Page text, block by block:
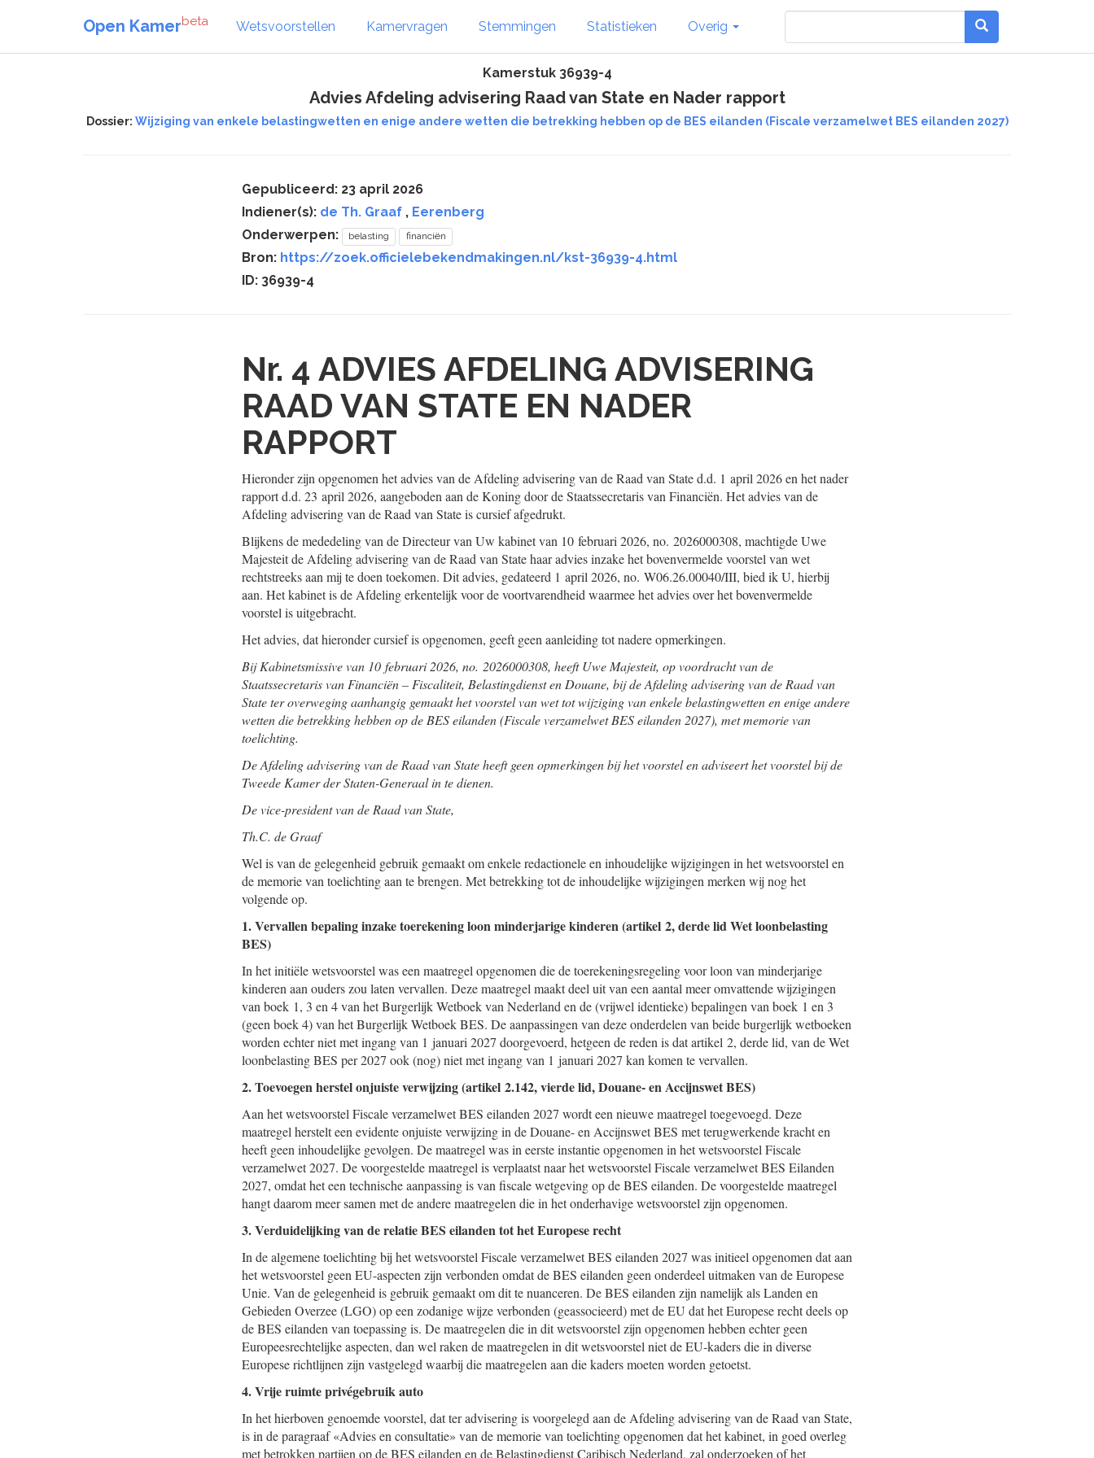
Open Kamerbeta Wetsvoorstellen Kamervragen Stemmingen Statistieken Overig
Kamerstuk 36939-4
Advies Afdeling advisering Raad van State en Nader rapport
Dossier: Wijziging van enkele belastingwetten en enige andere wetten die betrekking hebben op de BES eilanden (Fiscale verzamelwet BES eilanden 2027)
Gepubliceerd: 23 april 2026
Indiener(s): de Th. Graaf , Eerenberg
Onderwerpen:
belasting financiën
Bron: https://zoek.officielebekendmakingen.nl/kst-36939-4.html
ID: 36939-4
Nr. 4 ADVIES AFDELING ADVISERING
RAAD VAN STATE EN NADER
RAPPORT
Hieronder zijn opgenomen het advies van de Afdeling advisering van de Raad van State d.d. 1 april 2026 en het nader
rapport d.d. 23 april 2026, aangeboden aan de Koning door de Staatssecretaris van Financiën. Het advies van de
Afdeling advisering van de Raad van State is cursief afgedrukt.
Blijkens de mededeling van de Directeur van Uw kabinet van 10 februari 2026, no. 2026000308, machtigde Uwe
Majesteit de Afdeling advisering van de Raad van State haar advies inzake het bovenvermelde voorstel van wet
rechtstreeks aan mij te doen toekomen. Dit advies, gedateerd 1 april 2026, no. W06.26.00040/III, bied ik U, hierbij
aan. Het kabinet is de Afdeling erkentelijk voor de voortvarendheid waarmee het advies over het bovenvermelde
voorstel is uitgebracht.
Het advies, dat hieronder cursief is opgenomen, geeft geen aanleiding tot nadere opmerkingen.
Bij Kabinetsmissive van 10 februari 2026, no. 2026000308, heeft Uwe Majesteit, op voordracht van de
Staatssecretaris van Financiën – Fiscaliteit, Belastingdienst en Douane, bij de Afdeling advisering van de Raad van
State ter overweging aanhangig gemaakt het voorstel van wet tot wijziging van enkele belastingwetten en enige andere
wetten die betrekking hebben op de BES eilanden (Fiscale verzamelwet BES eilanden 2027), met memorie van
toelichting.
De Afdeling advisering van de Raad van State heeft geen opmerkingen bij het voorstel en adviseert het voorstel bij de
Tweede Kamer der Staten-Generaal in te dienen.
De vice-president van de Raad van State,
Th.C. de Graaf
Wel is van de gelegenheid gebruik gemaakt om enkele redactionele en inhoudelijke wijzigingen in het wetsvoorstel en
de memorie van toelichting aan te brengen. Met betrekking tot de inhoudelijke wijzigingen merken wij nog het
volgende op.
1. Vervallen bepaling inzake toerekening loon minderjarige kinderen (artikel 2, derde lid Wet loonbelasting
BES)
In het initiële wetsvoorstel was een maatregel opgenomen die de toerekeningsregeling voor loon van minderjarige
kinderen aan ouders zou laten vervallen. Deze maatregel maakt deel uit van een aantal meer omvattende wijzigingen
van boek 1, 3 en 4 van het Burgerlijk Wetboek van Nederland en de (vrijwel identieke) bepalingen van boek 1 en 3
(geen boek 4) van het Burgerlijk Wetboek BES. De aanpassingen van deze onderdelen van beide burgerlijk wetboeken
worden echter niet met ingang van 1 januari 2027 doorgevoerd, hetgeen de reden is dat artikel 2, derde lid, van de Wet
loonbelasting BES per 2027 ook (nog) niet met ingang van 1 januari 2027 kan komen te vervallen.
2. Toevoegen herstel onjuiste verwijzing (artikel 2.142, vierde lid, Douane- en Accijnswet BES)
Aan het wetsvoorstel Fiscale verzamelwet BES eilanden 2027 wordt een nieuwe maatregel toegevoegd. Deze
maatregel herstelt een evidente onjuiste verwijzing in de Douane- en Accijnswet BES met terugwerkende kracht en
heeft geen inhoudelijke gevolgen. De maatregel was in eerste instantie opgenomen in het wetsvoorstel Fiscale
verzamelwet 2027. De voorgestelde maatregel is verplaatst naar het wetsvoorstel Fiscale verzamelwet BES Eilanden
2027, omdat het een technische aanpassing is van fiscale wetgeving op de BES eilanden. De voorgestelde maatregel
hangt daarom meer samen met de andere maatregelen die in het onderhavige wetsvoorstel zijn opgenomen.
3. Verduidelijking van de relatie BES eilanden tot het Europese recht
In de algemene toelichting bij het wetsvoorstel Fiscale verzamelwet BES eilanden 2027 was initieel opgenomen dat aan
het wetsvoorstel geen EU-aspecten zijn verbonden omdat de BES eilanden geen onderdeel uitmaken van de Europese
Unie. Van de gelegenheid is gebruik gemaakt om dit te nuanceren. De BES eilanden zijn namelijk als Landen en
Gebieden Overzee (LGO) op een zodanige wijze verbonden (geassocieerd) met de EU dat het Europese recht deels op
de BES eilanden van toepassing is. De maatregelen die in dit wetsvoorstel zijn opgenomen hebben echter geen
Europeesrechtelijke aspecten, dan wel raken de maatregelen in dit wetsvoorstel niet de EU-kaders die in diverse
Europese richtlijnen zijn vastgelegd waarbij die maatregelen aan die kaders moeten worden getoetst.
4. Vrije ruimte privégebruik auto
In het hierboven genoemde voorstel, dat ter advisering is voorgelegd aan de Afdeling advisering van de Raad van State,
is in de paragraaf «Advies en consultatie» van de memorie van toelichting opgenomen dat het kabinet, in goed overleg
met betrokken partijen op de BES eilanden en de Belastingdienst Caribisch Nederland, zal onderzoeken of het